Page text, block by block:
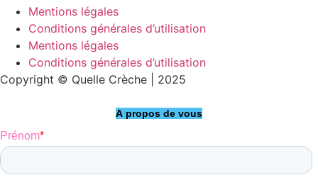
Mentions légales
Conditions générales d’utilisation
Mentions légales
Conditions générales d’utilisation
Copyright © Quelle Crèche | 2025